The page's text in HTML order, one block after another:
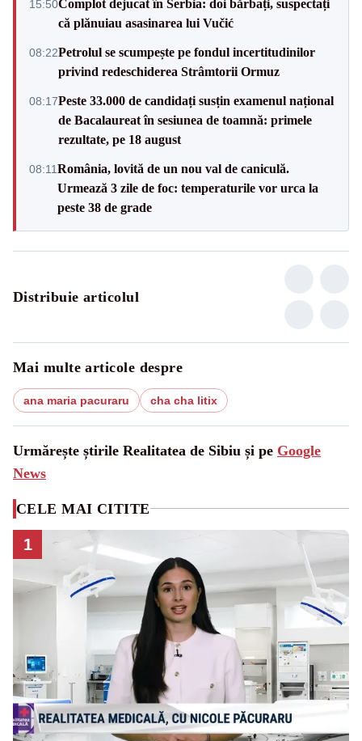
15:50Complot dejucat în Serbia: doi bărbați, suspectați
că plănuiau asasinarea lui Vučić
08:22Petrolul se scumpește pe fondul incertitudinilor
privind redeschiderea Strâmtorii Ormuz
08:17Peste 33.000 de candidați susțin examenul național
de Bacalaureat în sesiunea de toamnă: primele
rezultate, pe 18 august
08:11România, lovită de un nou val de caniculă.
Urmează 3 zile de foc: temperaturile vor urca la
peste 38 de grade
Distribuie articolul
Mai multe articole despre
ana maria pacuraru cha cha litix
Urmărește știrile Realitatea de Sibiu și pe Google
News
CELE MAI CITITE
1